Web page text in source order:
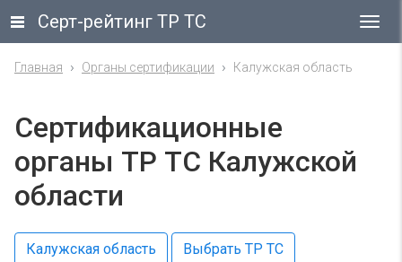
Серт-рейтинг ТР ТС
Главная Органы сертификации Калужская область
Сертификационные
органы ТР ТС Калужской
области
Калужская область Выбрать ТР ТС